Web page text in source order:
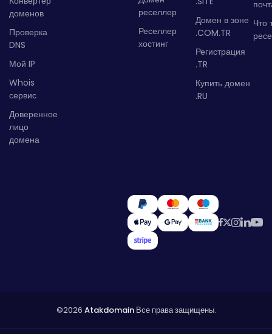
доменов
Проверка
DNS
Мой IP
Whois
сервис
Доверенное
лицо
домена
реселлер
Реселлер
хостинг
Домен в зоне
.COM.TR
Регистрация
.TR
Купить домен
.RU
Что
©2026 AtakdomainВсе права защищены.